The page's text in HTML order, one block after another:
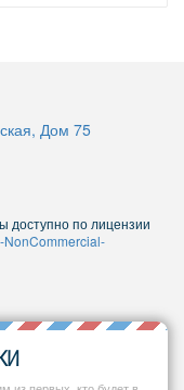
Дом 75
доступно по лицензии
NonCommercial-